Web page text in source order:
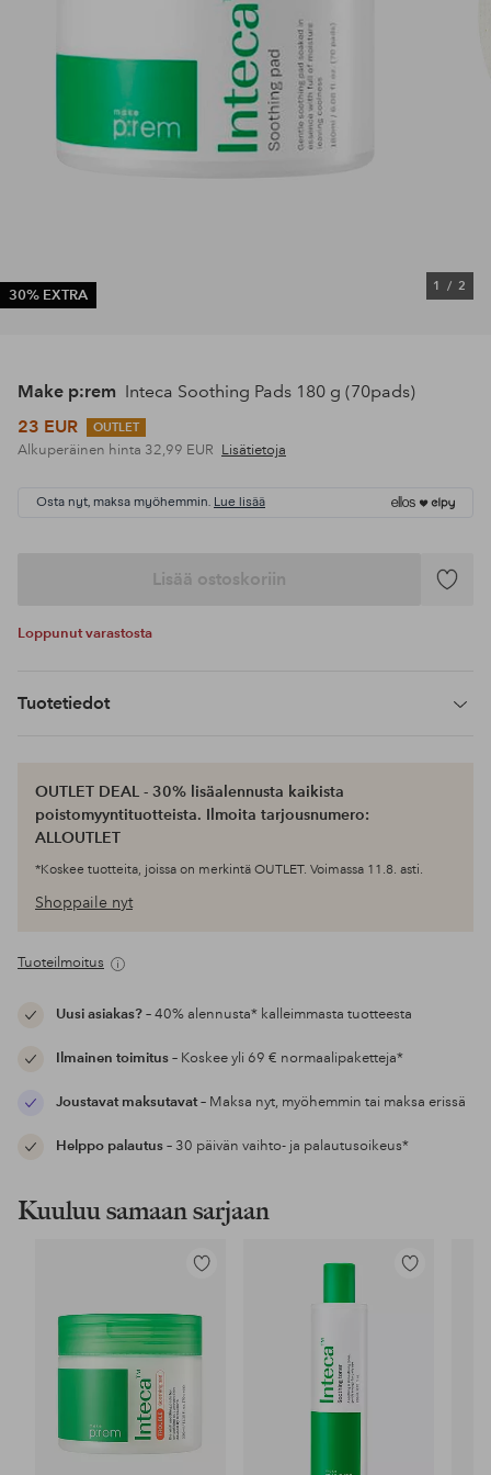
30% EXTRA
1 / 2
Make p:rem Inteca Soothing Pads 180 g (70pads)
23 EUR
OUTLET
Alkuperäinen hinta 32,99 EUR Lisätietoja
Osta nyt, maksa myöhemmin. Lue lisää
Lisää ostoskoriin
Lisää
Loppunut varastosta
Tuotetiedot
OUTLET DEAL - 30% lisäalennusta kaikista
poistomyyntituotteista. Ilmoita tarjousnumero:
ALLOUTLET
*Koskee tuotteita, joissa on merkintä OUTLET. Voimassa 11.8. asti.
Shoppaile nyt
Tuoteilmoitus
Uusi asiakas?– 40% alennusta* kalleimmasta tuotteesta
Ilmainen toimitus– Koskee yli 69 € normaalipaketteja*
Joustavat maksutavat– Maksa nyt, myöhemmin tai maksa erissä
Helppo palautus– 30 päivän vaihto- ja palautusoikeus*
Kuuluu samaan sarjaan
Lisää
Lisää